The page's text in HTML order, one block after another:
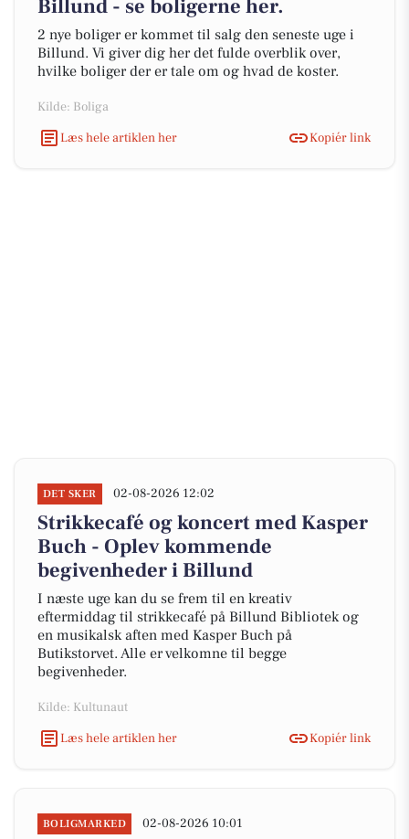
Billund - se boligerne her.
2 nye boliger er kommet til salg den seneste uge i
Billund. Vi giver dig her det fulde overblik over,
hvilke boliger der er tale om og hvad de koster.
Kilde: Boliga
Læs hele artiklen her
Kopiér link
DET SKER 02-08-2026 12:02
Strikkecafé og koncert med Kasper
Buch - Oplev kommende
begivenheder i Billund
I næste uge kan du se frem til en kreativ
eftermiddag til strikkecafé på Billund Bibliotek og
en musikalsk aften med Kasper Buch på
Butikstorvet. Alle er velkomne til begge
begivenheder.
Kilde: Kultunaut
Læs hele artiklen her
Kopiér link
BOLIGMARKED 02-08-2026 10:01